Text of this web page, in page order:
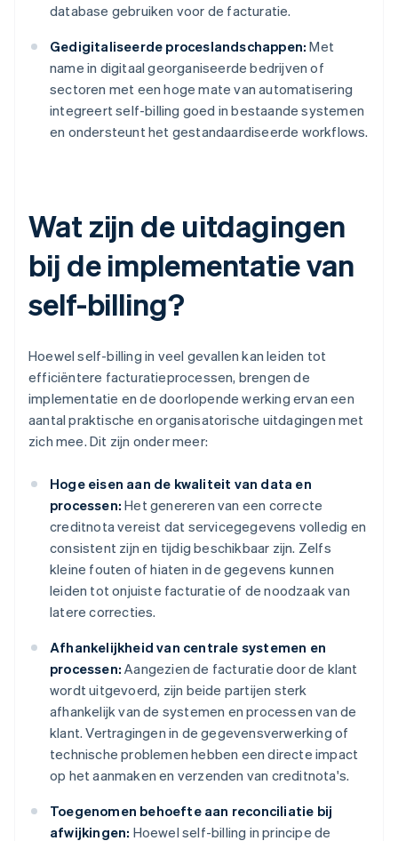
database gebruiken voor de facturatie.
Gedigitaliseerde proceslandschappen: Met
name in digitaal georganiseerde bedrijven of
sectoren met een hoge mate van automatisering
integreert self-billing goed in bestaande systemen
en ondersteunt het gestandaardiseerde workflows.
Wat zijn de uitdagingen
bij de implementatie van
self-billing?
Hoewel self-billing in veel gevallen kan leiden tot
efficiëntere facturatieprocessen, brengen de
implementatie en de doorlopende werking ervan een
aantal praktische en organisatorische uitdagingen met
zich mee. Dit zijn onder meer:
Hoge eisen aan de kwaliteit van data en
processen: Het genereren van een correcte
creditnota vereist dat servicegegevens volledig en
consistent zijn en tijdig beschikbaar zijn. Zelfs
kleine fouten of hiaten in de gegevens kunnen
leiden tot onjuiste facturatie of de noodzaak van
latere correcties.
Afhankelijkheid van centrale systemen en
processen: Aangezien de facturatie door de klant
wordt uitgevoerd, zijn beide partijen sterk
afhankelijk van de systemen en processen van de
klant. Vertragingen in de gegevensverwerking of
technische problemen hebben een directe impact
op het aanmaken en verzenden van creditnota's.
Toegenomen behoefte aan reconciliatie bij
afwijkingen: Hoewel self-billing in principe de